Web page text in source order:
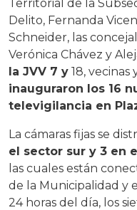
Territorial de la
Delito, Fernanda
Schneider, las
Verónica Chávez y
la JVV 7 y 18, vecinas
inauguraron los 16
televigilancia en
La cámaras fijas se
el sector sur y 3 en
las cuales están
de la Municipalidad y
24 horas del día, los